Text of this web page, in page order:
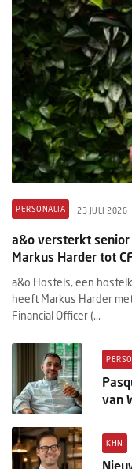
PERSONALIA 23 JULI 2026
a&o versterkt
Markus Harder tot
a&o Hostels, een
heeft Markus Harder
Financial Officer (...
van
KHN